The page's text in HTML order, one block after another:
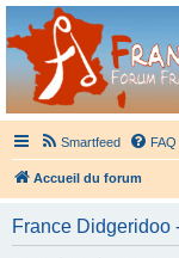
France
Didgeridoo et Guimbarde
Smartfeed FAQ
Accueil du forum
France Didgeridoo